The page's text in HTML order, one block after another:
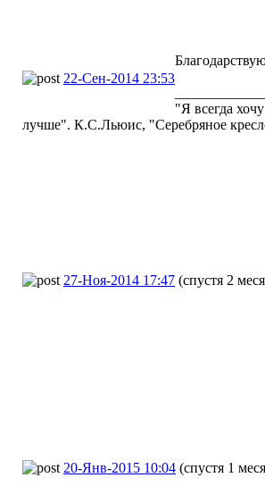
22-Сен-2014 23:53
"Я всегда
лучше". К.С.Льюис, "Серебряное
27-Ноя-2014 17:47 (спустя 2
20-Янв-2015 10:04 (спустя 1